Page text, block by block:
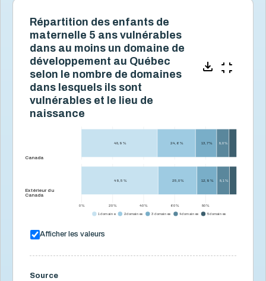
Répartition des enfants de
maternelle 5 ans vulnérables
dans au moins un domaine de
développement au Québec
selon le nombre de domaines
dans lesquels ils sont
vulnérables et le lieu de
naissance
0 % 20 % 40 % 60 % 80 %
48,9 % 24,6 % 13,7 % 8,0 %
49,5 % 25,0 % 12,9 % 8,1 %
Canada
Extérieur du
Canada
1 domaine 2 domaines 3 domaines 4 domaines 5 domaines
Afficher les valeurs
Source